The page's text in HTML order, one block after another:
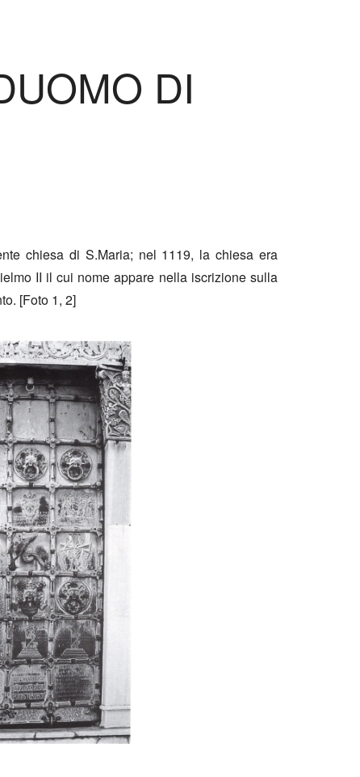
DI
chiesa di S.Maria; nel 1119, la chiesa era
II il cui nome appare nella iscrizione sulla
[Foto 1, 2]